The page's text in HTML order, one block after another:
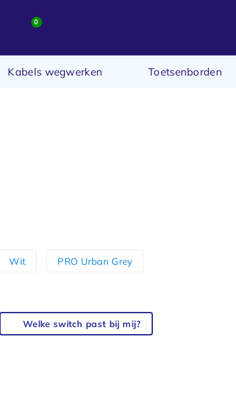
0
Kabels wegwerken Toetsenborden
Wit PRO Urban Grey
Welke switch past bij mij?